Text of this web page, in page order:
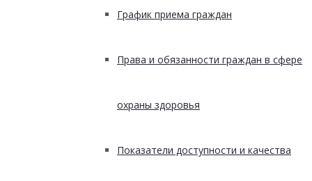
График приема граждан
Права и обязанности граждан в сфере
охраны здоровья
Показатели доступности и качества